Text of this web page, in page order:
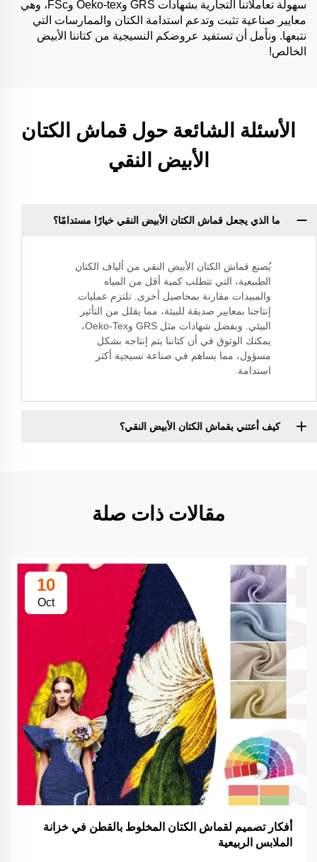
سهولة تعاملاتنا التجارية بشهادات GRS وOeko-tex وFSc، وهي
معايير صناعية تثبت وتدعم استدامة الكتان والممارسات التي
نتبعها. ونأمل أن تستفيد عروضكم النسيجية من كتاننا الأبيض
الخالص!
الأسئلة الشائعة حول قماش الكتان
الأبيض النقي
ما الذي يجعل قماش الكتان الأبيض النقي خيارًا مستدامًا؟
يُصنع قماش الكتان الأبيض النقي من ألياف الكتان
الطبيعية، التي تتطلب كمية أقل من المياه
والمبيدات مقارنة بمحاصيل أخرى. تلتزم عمليات
إنتاجنا بمعايير صديقة للبيئة، مما يقلل من التأثير
البيئي. وبفضل شهادات مثل GRS وOeko-Tex،
يمكنك الوثوق في أن كتاننا يتم إنتاجه بشكل
مسؤول، مما يساهم في صناعة نسيجية أكثر
استدامة.
كيف أعتني بقماش الكتان الأبيض النقي؟
مقالات ذات صلة
10
Oct
أفكار تصميم لقماش الكتان المخلوط بالقطن في خزانة
الملابس الربيعية